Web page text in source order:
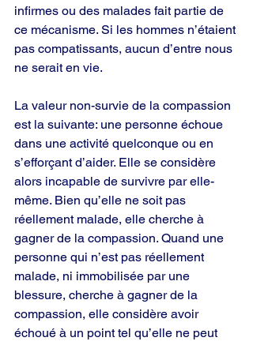
infirmes ou des malades fait partie de
ce mécanisme. Si les hommes n’étaient
pas compatissants, aucun d’entre nous
ne serait en vie.
La valeur non-survie de la compassion
est la suivante: une personne échoue
dans une activité quelconque ou en
s’efforçant d’aider. Elle se considère
alors incapable de survivre par elle-
même. Bien qu’elle ne soit pas
réellement malade, elle cherche à
gagner de la compassion. Quand une
personne qui n’est pas réellement
malade, ni immobilisée par une
blessure, cherche à gagner de la
compassion, elle considère avoir
échoué à un point tel qu’elle ne peut